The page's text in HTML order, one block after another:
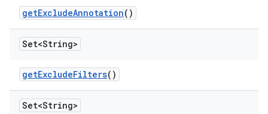
getExcludeAnnotation()
Set<String>
getExcludeFilters()
Set<String>